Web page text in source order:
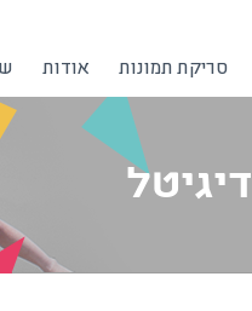
סריקת תמונות אודות